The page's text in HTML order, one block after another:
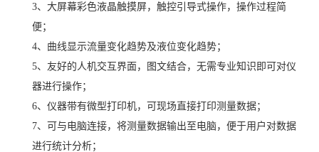
3、大屏幕彩色液晶触摸屏，触控引导式操作，操作过程简
便；
4、曲线显示流量变化趋势及液位变化趋势；
5、友好的人机交互界面，图文结合，无需专业知识即可对仪
器进行操作；
6、仪器带有微型打印机，可现场直接打印测量数据；
7、可与电脑连接，将测量数据输出至电脑，便于用户对数据
进行统计分析；